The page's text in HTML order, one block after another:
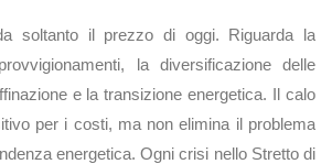
soltanto il prezzo di oggi. Riguarda la
la diversificazione delle
e la transizione energetica. Il calo
per i costi, ma non elimina il problema
energetica. Ogni crisi nello Stretto di